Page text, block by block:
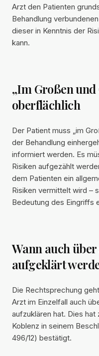
Arzt den Patienten
Behandlung
dieser in Kenntnis der
kann.
„Im Großen
oberflächlich
Der Patient muss „im
der Behandlung
informiert werden. Es
Risiken aufgezählt
dem Patienten ein
Risiken vermittelt wird –
Bedeutung des Eingriffs
Wann auch
aufgeklärt
Die Rechtsprechung
Arzt im Einzelfall auch
aufzuklären hat. Dies
Koblenz in seinem
496/12) bestätigt.